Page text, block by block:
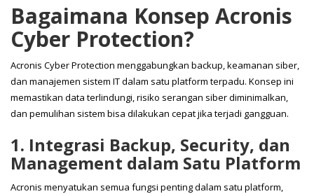
Bagaimana Konsep Acronis
Cyber Protection?
Acronis Cyber Protection menggabungkan backup, keamanan siber,
dan manajemen sistem IT dalam satu platform terpadu. Konsep ini
memastikan data terlindungi, risiko serangan siber diminimalkan,
dan pemulihan sistem bisa dilakukan cepat jika terjadi gangguan.
1. Integrasi Backup, Security, dan
Management dalam Satu Platform
Acronis menyatukan semua fungsi penting dalam satu platform,